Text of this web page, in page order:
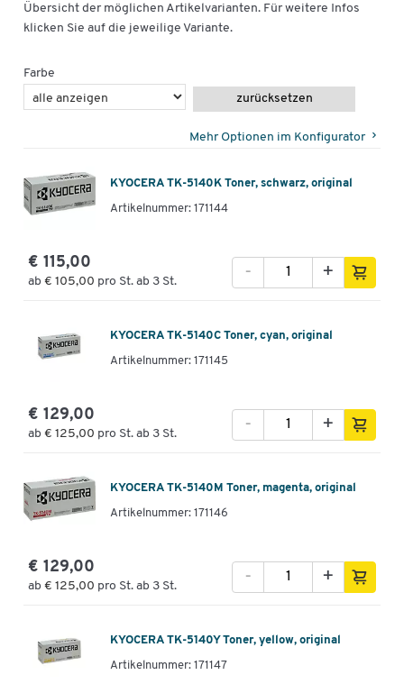
Übersicht der möglichen Artikelvarianten. Für weitere Infos
klicken Sie auf die jeweilige Variante.
Farbe
zurücksetzen
Mehr Optionen im Konfigurator
KYOCERA TK-5140K Toner, schwarz, original
Artikelnummer: 171144
€ 115,00
ab € 105,00 pro St. ab 3 St.
+
-
KYOCERA TK-5140C Toner, cyan, original
Artikelnummer: 171145
€ 129,00
ab € 125,00 pro St. ab 3 St.
+
-
KYOCERA TK-5140M Toner, magenta, original
Artikelnummer: 171146
€ 129,00
ab € 125,00 pro St. ab 3 St.
+
-
KYOCERA TK-5140Y Toner, yellow, original
Artikelnummer: 171147